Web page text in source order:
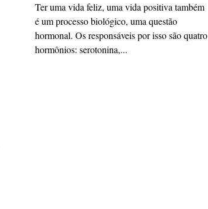
Ter uma vida feliz, uma vida positiva também
é um processo biológico, uma questão
hormonal. Os responsáveis por isso são quatro
hormônios: serotonina,...